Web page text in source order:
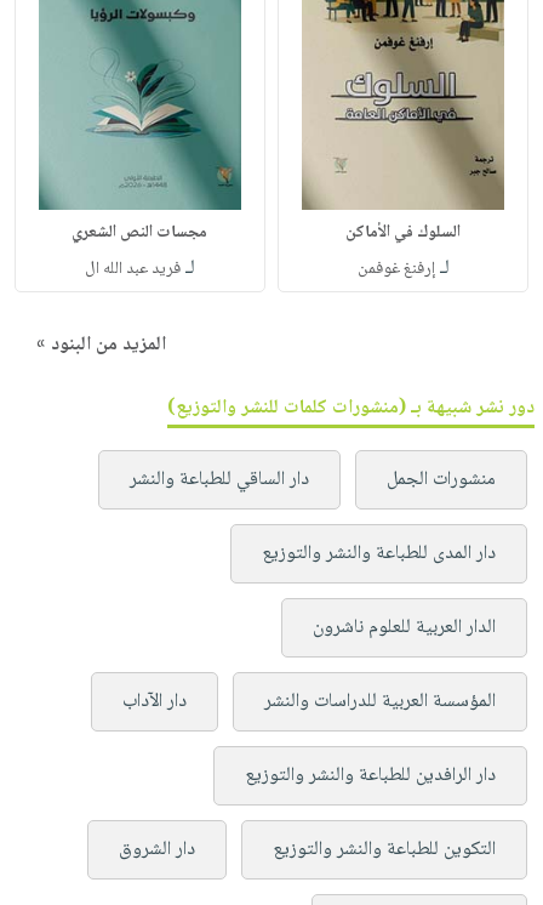
السلوك في الأماكن
لـإرفنغ غوفمن
مجسات النص الشعري
لـفريد عبد الله ال
المزيد من البنود »
دور نشر شبيهة بـ (منشورات كلمات للنشر والتوزيع)
منشورات الجمل دار الساقي للطباعة والنشر
دار المدى للطباعة والنشر والتوزيع
الدار العربية للعلوم ناشرون
المؤسسة العربية للدراسات والنشر دار الآداب
دار الرافدين للطباعة والنشر والتوزيع
التكوين للطباعة والنشر والتوزيع دار الشروق